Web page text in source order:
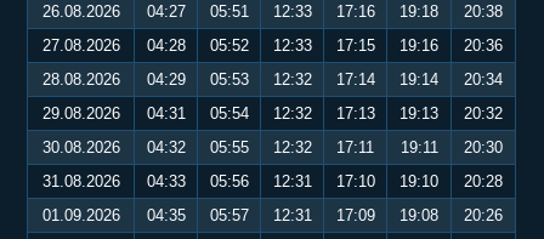
26.08.2026
04:27 05:51 12:33 17:16 19:18
20:38
27.08.2026
04:28 05:52 12:33 17:15 19:16
20:36
28.08.2026
04:29 05:53 12:32 17:14 19:14
20:34
29.08.2026
04:31 05:54 12:32 17:13 19:13
20:32
30.08.2026
04:32 05:55 12:32 17:11 19:11
20:30
31.08.2026
04:33 05:56 12:31 17:10 19:10
20:28
01.09.2026
04:35 05:57 12:31 17:09 19:08
20:26